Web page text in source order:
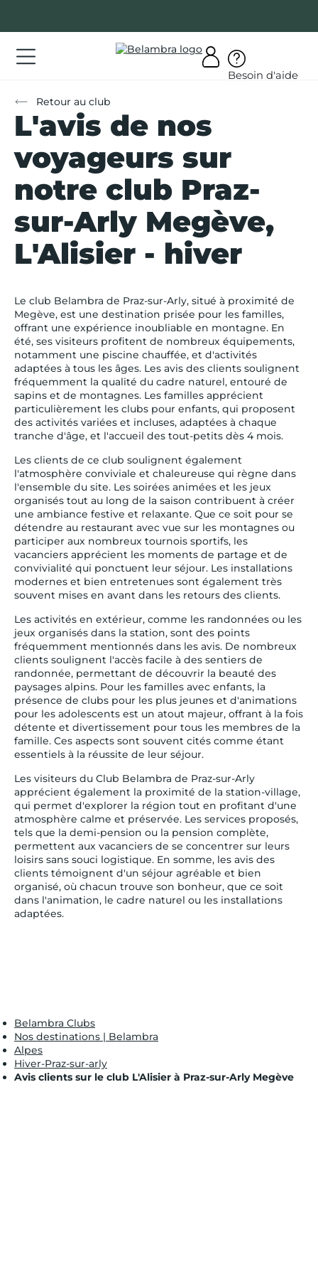
contenu
Besoin d'aide
Retour au club
L'avis de nos
voyageurs sur
notre club Praz-
sur-Arly Megève,
L'Alisier - hiver
Le club Belambra de Praz-sur-Arly, situé à proximité de
Megève, est une destination prisée pour les familles,
offrant une expérience inoubliable en montagne. En
été, ses visiteurs profitent de nombreux équipements,
notamment une piscine chauffée, et d'activités
adaptées à tous les âges. Les avis des clients soulignent
fréquemment la qualité du cadre naturel, entouré de
sapins et de montagnes. Les familles apprécient
particulièrement les clubs pour enfants, qui proposent
des activités variées et incluses, adaptées à chaque
tranche d'âge, et l'accueil des tout-petits dès 4 mois.
Les clients de ce club soulignent également
l'atmosphère conviviale et chaleureuse qui règne dans
l'ensemble du site. Les soirées animées et les jeux
organisés tout au long de la saison contribuent à créer
une ambiance festive et relaxante. Que ce soit pour se
détendre au restaurant avec vue sur les montagnes ou
participer aux nombreux tournois sportifs, les
vacanciers apprécient les moments de partage et de
convivialité qui ponctuent leur séjour. Les installations
modernes et bien entretenues sont également très
souvent mises en avant dans les retours des clients.
Les activités en extérieur, comme les randonnées ou les
jeux organisés dans la station, sont des points
fréquemment mentionnés dans les avis. De nombreux
clients soulignent l'accès facile à des sentiers de
randonnée, permettant de découvrir la beauté des
paysages alpins. Pour les familles avec enfants, la
présence de clubs pour les plus jeunes et d'animations
pour les adolescents est un atout majeur, offrant à la fois
détente et divertissement pour tous les membres de la
famille. Ces aspects sont souvent cités comme étant
essentiels à la réussite de leur séjour.
Les visiteurs du Club Belambra de Praz-sur-Arly
apprécient également la proximité de la station-village,
qui permet d'explorer la région tout en profitant d'une
atmosphère calme et préservée. Les services proposés,
tels que la demi-pension ou la pension complète,
permettent aux vacanciers de se concentrer sur leurs
loisirs sans souci logistique. En somme, les avis des
clients témoignent d'un séjour agréable et bien
organisé, où chacun trouve son bonheur, que ce soit
dans l'animation, le cadre naturel ou les installations
adaptées.
Belambra Clubs
Nos destinations | Belambra
Alpes
Hiver-Praz-sur-arly
Avis clients sur le club L'Alisier à Praz-sur-Arly Megève